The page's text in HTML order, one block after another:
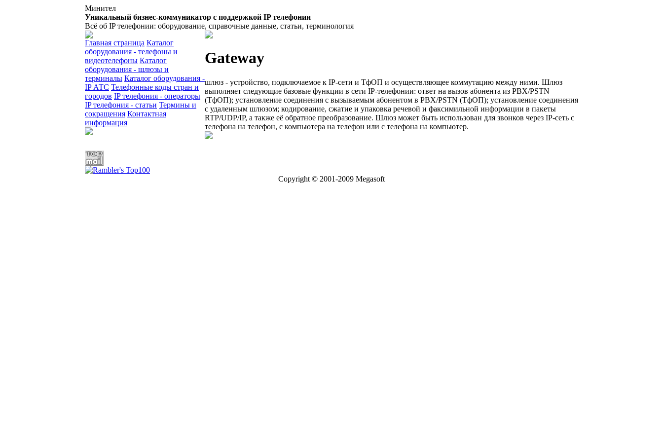
Минител
Уникальный бизнес-коммуникатор с поддержкой IP телефонии
Всё об IP телефонии: оборудование, справочные данные, статьи, терминология
Главная страница Каталог
оборудования - телефоны и
видеотелефоны Каталог
оборудования - шлюзы и
терминалы Каталог оборудования -
IP АТС Телефонные коды стран и
городов IP телефония - операторы
IP телефония - статьи Термины и
сокращения Контактная
информация
Gateway
шлюз - устройство, подключаемое к IP-сети и ТфОП и осуществляющее коммутацию между ними. Шлюз
выполняет следующие базовые функции в сети IP-телефонии: ответ на вызов абонента из PBX/PSTN
(ТфОП); установление соединения с вызываемым абонентом в PBX/PSTN (ТфОП); установление соединения
с удаленным шлюзом; кодирование, сжатие и упаковка речевой и факсимильной информации в пакеты
RTP/UDP/IP, а также её обратное преобразование. Шлюз может быть использован для звонков через IP-сеть с
телефона на телефон, с компьютера на телефон или с телефона на компьютер.
Copyright © 2001-2009 Megasoft